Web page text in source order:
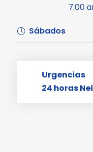
7:00
Sábados
Urgencias
24 horas